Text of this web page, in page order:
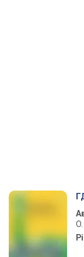
О.